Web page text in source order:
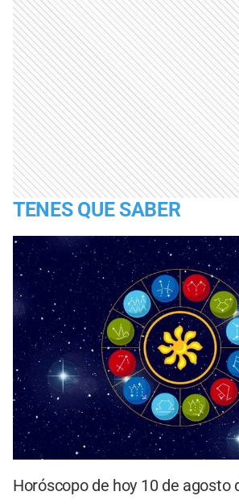
TENES QUE SABER
Horóscopo de hoy 10 de agosto